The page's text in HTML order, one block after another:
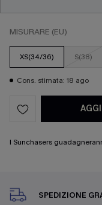
MISURARE (EU)
XS(34/36) S(38)
Cons. stimata: 18 ago
I Sunchasers
SPEDIZIONE